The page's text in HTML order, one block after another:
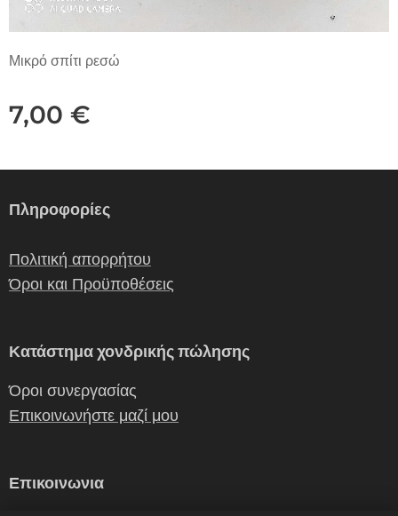
Μικρό σπίτι ρεσώ
7,00 €
Πληροφορίες
Πολιτική απορρήτου
Όροι και Προϋποθέσεις
Κατάστημα χονδρικής πώλησης
Όροι συνεργασίας
Επικοινωνήστε μαζί μου
Επικοινωνια